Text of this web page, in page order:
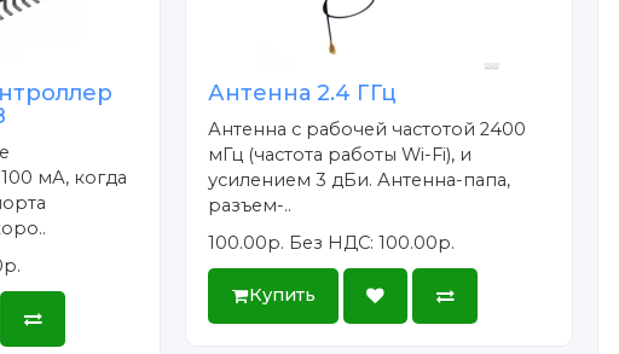
мА, когда
Антенна 2.4 ГГц
Антенна с рабочей частотой 2400
мГц (частота работы Wi-Fi), и
усилением 3 дБи. Антенна-папа,
разъем-..
100.00р. Без НДС: 100.00р.
Купить